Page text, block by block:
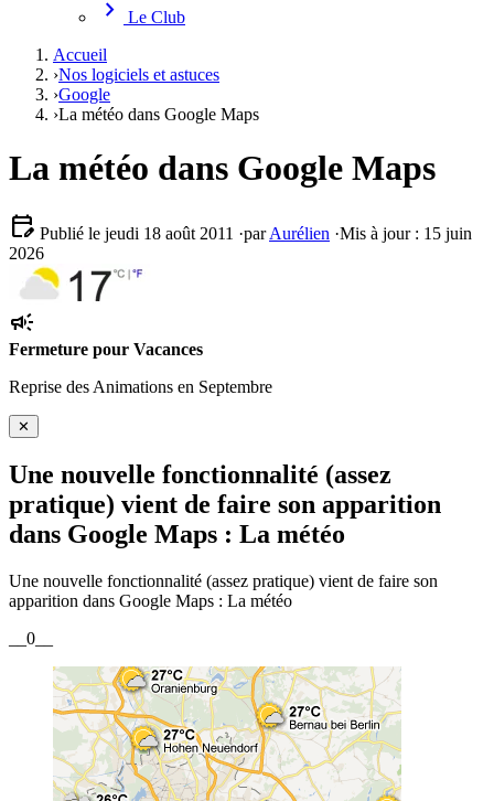
chevron_right
Le Club
Accueil
›Nos logiciels et astuces
›Google
›La météo dans Google Maps
La météo dans Google Maps
edit_calendar Publié le jeudi 18 août 2011 ·parAurélien ·Mis à jour : 15 juin
2026
campaign
Fermeture pour Vacances
Reprise des Animations en Septembre
✕
Une nouvelle fonctionnalité (assez
pratique) vient de faire son apparition
dans Google Maps : La météo
Une nouvelle fonctionnalité (assez pratique) vient de faire son
apparition dans Google Maps : La météo
__0__